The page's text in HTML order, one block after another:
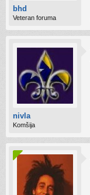
bhd
Veteran foruma
nivla
Komšija